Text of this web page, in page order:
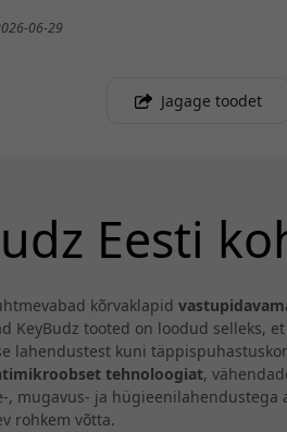
06-29
Jagage toodet
Eesti
kõrvaklapid
KeyBudz tooted on loodud selleks,
lahendustest kuni
tehnoloogiat,
mugavus- ja hügieenilahendustega
rohkem võtta.